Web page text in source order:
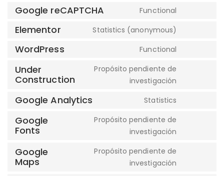
Google reCAPTCHA Functional
Elementor Statistics (anonymous)
WordPress Functional
Under
Construction
Propósito pendiente de
investigación
Google Analytics Statistics
Google
Fonts
Propósito pendiente de
investigación
Google
Maps
Propósito pendiente de
investigación